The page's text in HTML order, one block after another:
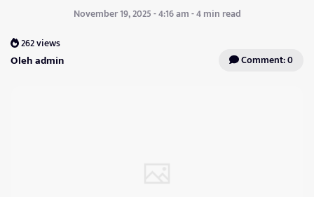
November 19, 2025 - 4:16 am - 4 min read
262 views
Oleh admin Comment: 0